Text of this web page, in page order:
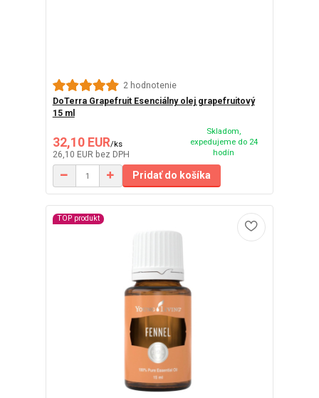
2 hodnotenie
DoTerra Grapefruit Esenciálny olej grapefruitový
15 ml
32,10 EUR/ks
26,10 EUR bez DPH
Skladom,
expedujeme do 24
hodín
Pridať do košíka
TOP produkt